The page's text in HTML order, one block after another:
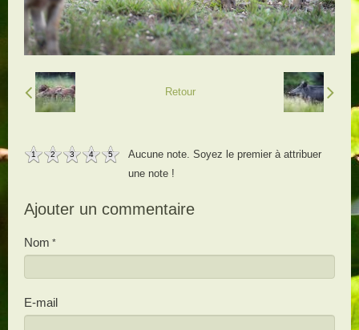
Retour
1 2 3 4 5
Aucune note. Soyez le premier à attribuer
une note !
Ajouter un commentaire
Nom
E-mail